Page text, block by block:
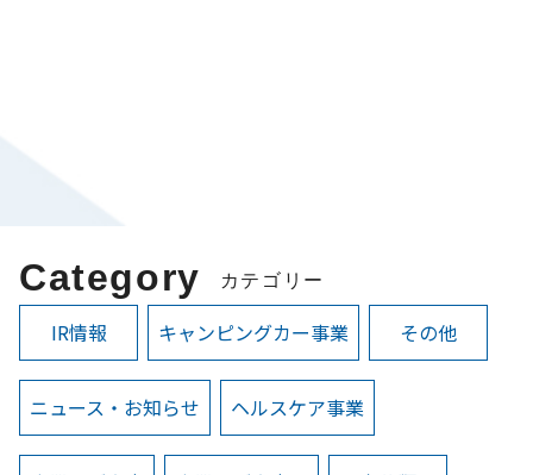
Category カテゴリー
IR情報 キャンピングカー事業 その他
ニュース・お知らせ ヘルスケア事業